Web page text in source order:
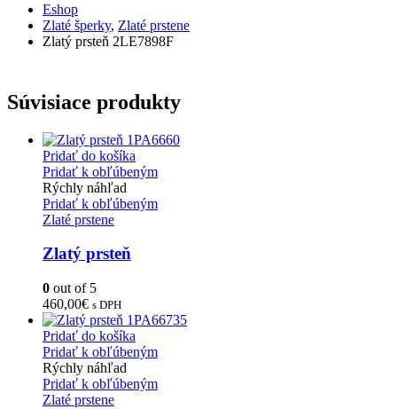
Eshop
Zlaté šperky, Zlaté prstene
Zlatý prsteň 2LE7898F
Súvisiace produkty
Pridať do košíka
Pridať k obľúbeným
Rýchly náhľad
Pridať k obľúbeným
Zlaté prstene
Zlatý prsteň
0 out of 5
460,00€ s DPH
Pridať do košíka
Pridať k obľúbeným
Rýchly náhľad
Pridať k obľúbeným
Zlaté prstene